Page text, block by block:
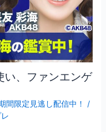
、ファンエンゲ
間限定見逃し配信中！
/